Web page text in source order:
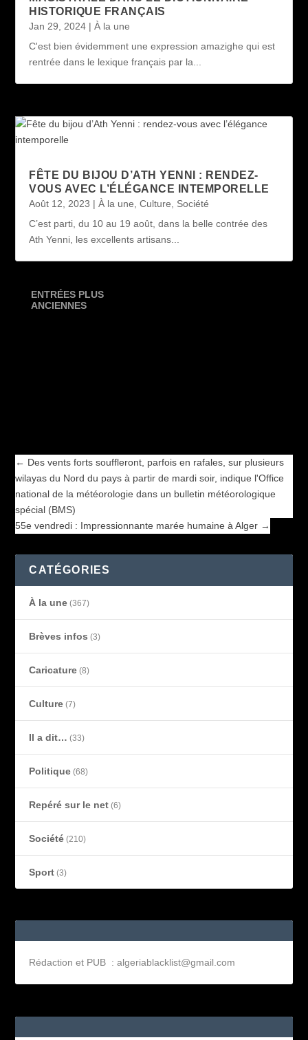
HISTORIQUE FRANÇAIS
Jan 29, 2024 |À la une
C'est bien évidemment une expression amazighe qui est
rentrée dans le lexique français par la...
FÊTE DU BIJOU D’ATH YENNI : RENDEZ-
VOUS AVEC L’ÉLÉGANCE INTEMPORELLE
Août 12, 2023 |À la une ,Culture
Société
C’est parti, du 10 au 19 août, dans la belle contrée des
Ath Yenni, les excellents artisans...
ENTRÉES PLUS
ANCIENNES
← Des vents forts souffleront, parfois en rafales, sur plusieurs
wilayas du Nord du pays à partir de mardi soir, indique l'Office
national de la météorologie dans un bulletin météorologique
spécial (BMS)
55e vendredi : Impressionnante marée humaine à Alger →
CATÉGORIES
À la une (367)
Brèves infos (3)
Caricature (8)
Culture (7)
Il a dit… (33)
Politique (68)
Repéré sur le net (6)
Société (210)
Sport (3)
Rédaction et PUB : algeriablacklist@gmail.com